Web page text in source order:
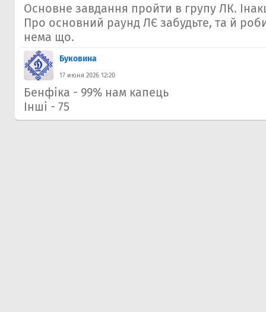
Основне завдання пройти в групу ЛК.
Про основний раунд ЛЄ забудьте, та й
нема що.
Буковина
17 июня 2026 12:20
Бенфіка - 99% нам капець
Інші - 75